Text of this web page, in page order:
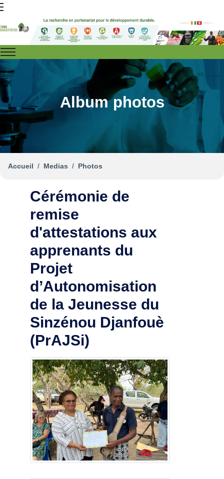
Album photos
Accueil Medias Photos
Cérémonie de
remise
d'attestations aux
apprenants du
Projet
d’Autonomisation
de la Jeunesse du
Sinzénou Djanfouè
(PrAJSi)